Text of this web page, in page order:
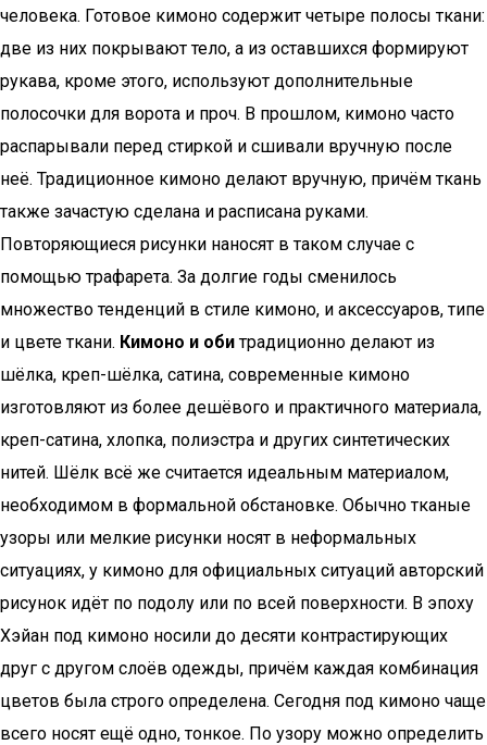
человека. Готовое кимоно содержит четыре полосы ткани:
две из них покрывают тело, а из оставшихся формируют
рукава, кроме этого, используют дополнительные
полосочки для ворота и проч. В прошлом, кимоно часто
распарывали перед стиркой и сшивали вручную после
неё. Традиционное кимоно делают вручную, причём ткань
также зачастую сделана и расписана руками.
Повторяющиеся рисунки наносят в таком случае с
помощью трафарета. За долгие годы сменилось
множество тенденций в стиле кимоно, и аксессуаров, типе
и цвете ткани. Кимоно и обитрадиционно делают из
шёлка, креп-шёлка, сатина, современные кимоно
изготовляют из более дешёвого и практичного материала,
креп-сатина, хлопка, полиэстра и других синтетических
нитей. Шёлк всё же считается идеальным материалом,
необходимом в формальной обстановке. Обычно тканые
узоры или мелкие рисунки носят в неформальных
ситуациях, у кимоно для официальных ситуаций авторский
рисунок идёт по подолу или по всей поверхности. В эпоху
Хэйан под кимоно носили до десяти контрастирующих
друг с другом слоёв одежды, причём каждая комбинация
цветов была строго определена. Сегодня под кимоно чаще
всего носят ещё одно, тонкое. По узору можно определить